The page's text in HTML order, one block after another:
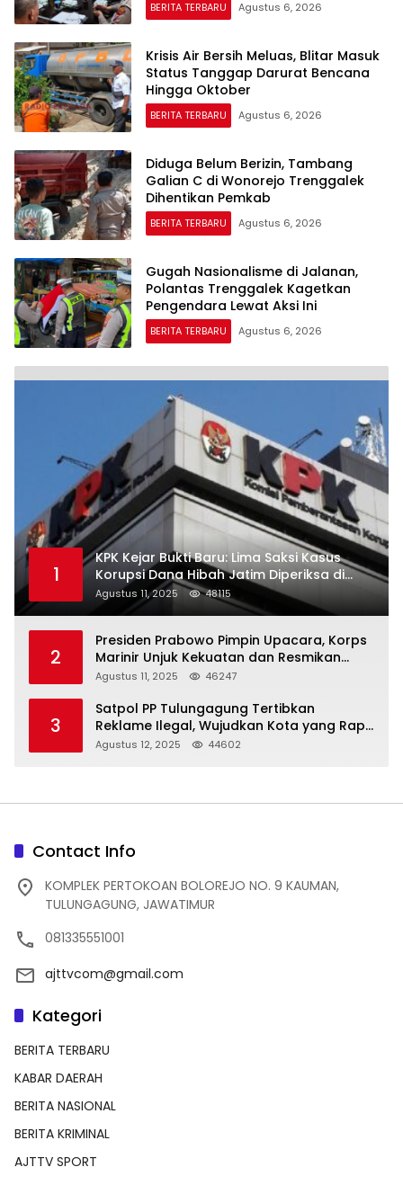
BERITA TERBARU Agustus 6, 2026
Krisis Air Bersih Meluas, Blitar Masuk
Status Tanggap Darurat Bencana
Hingga Oktober
BERITA TERBARU Agustus 6, 2026
Diduga Belum Berizin, Tambang
Galian C di Wonorejo Trenggalek
Dihentikan Pemkab
BERITA TERBARU Agustus 6, 2026
Gugah Nasionalisme di Jalanan,
Polantas Trenggalek Kagetkan
Pengendara Lewat Aksi Ini
BERITA TERBARU Agustus 6, 2026
1
KPK Kejar Bukti Baru: Lima Saksi Kasus
Korupsi Dana Hibah Jatim Diperiksa di
Trenggalek
Agustus 11, 2025 48115
2
Presiden Prabowo Pimpin Upacara, Korps
Marinir Unjuk Kekuatan dan Resmikan
Struktur Baru
Agustus 11, 2025 46247
3
Satpol PP Tulungagung Tertibkan
Reklame Ilegal, Wujudkan Kota yang Rapi
dan Indah
Agustus 12, 2025 44602
Contact Info
KOMPLEK PERTOKOAN BOLOREJO NO. 9 KAUMAN,
TULUNGAGUNG, JAWATIMUR
081335551001
ajttvcom@gmail.com
Kategori
BERITA TERBARU
KABAR DAERAH
BERITA NASIONAL
BERITA KRIMINAL
AJTTV SPORT